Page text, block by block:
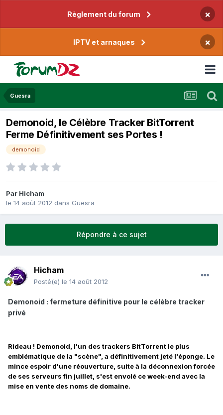
Règlement du forum ×
IPTV et arnaques ×
Guesra
Demonoid, le Célèbre Tracker BitTorrent
Ferme Définitivement ses Portes !
demonoid
Par Hicham
le 14 août 2012 dans Guesra
Répondre à ce sujet
Hicham
Posté(e) le 14 août 2012
Demonoid : fermeture définitive pour le célèbre tracker
privé
Rideau ! Demonoid, l'un des trackers BitTorrent le plus
emblématique de la "scène", a définitivement jeté l'éponge. Le
mince espoir d'une réouverture, suite à la déconnexion forcée
de ses serveurs fin juillet, s'est envolé ce week-end avec la
mise en vente des noms de domaine.